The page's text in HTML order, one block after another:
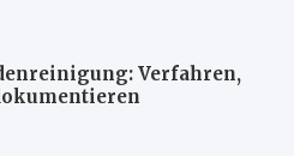
Verfahren,